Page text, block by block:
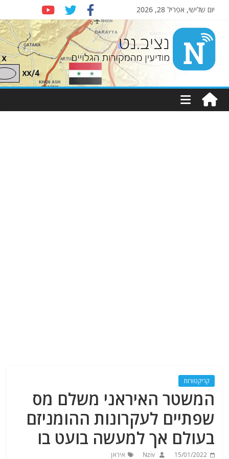
יום שלישי, אפריל 28, 2026
Nziv.net
מודיעין
מהמקורות
קריקטורות
המשטר האיראני משלם מס
שפתיים לעקרונות ההומניזם
בעולם אך למעשה בועט בו
15/01/2022
Nziv איראן